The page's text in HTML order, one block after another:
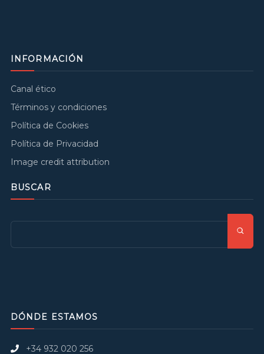
INFORMACIÓN
Canal ético
Términos y condiciones
Política de Cookies
Política de Privacidad
Image credit attribution
BUSCAR
DÓNDE ESTAMOS
+34 932 020 256